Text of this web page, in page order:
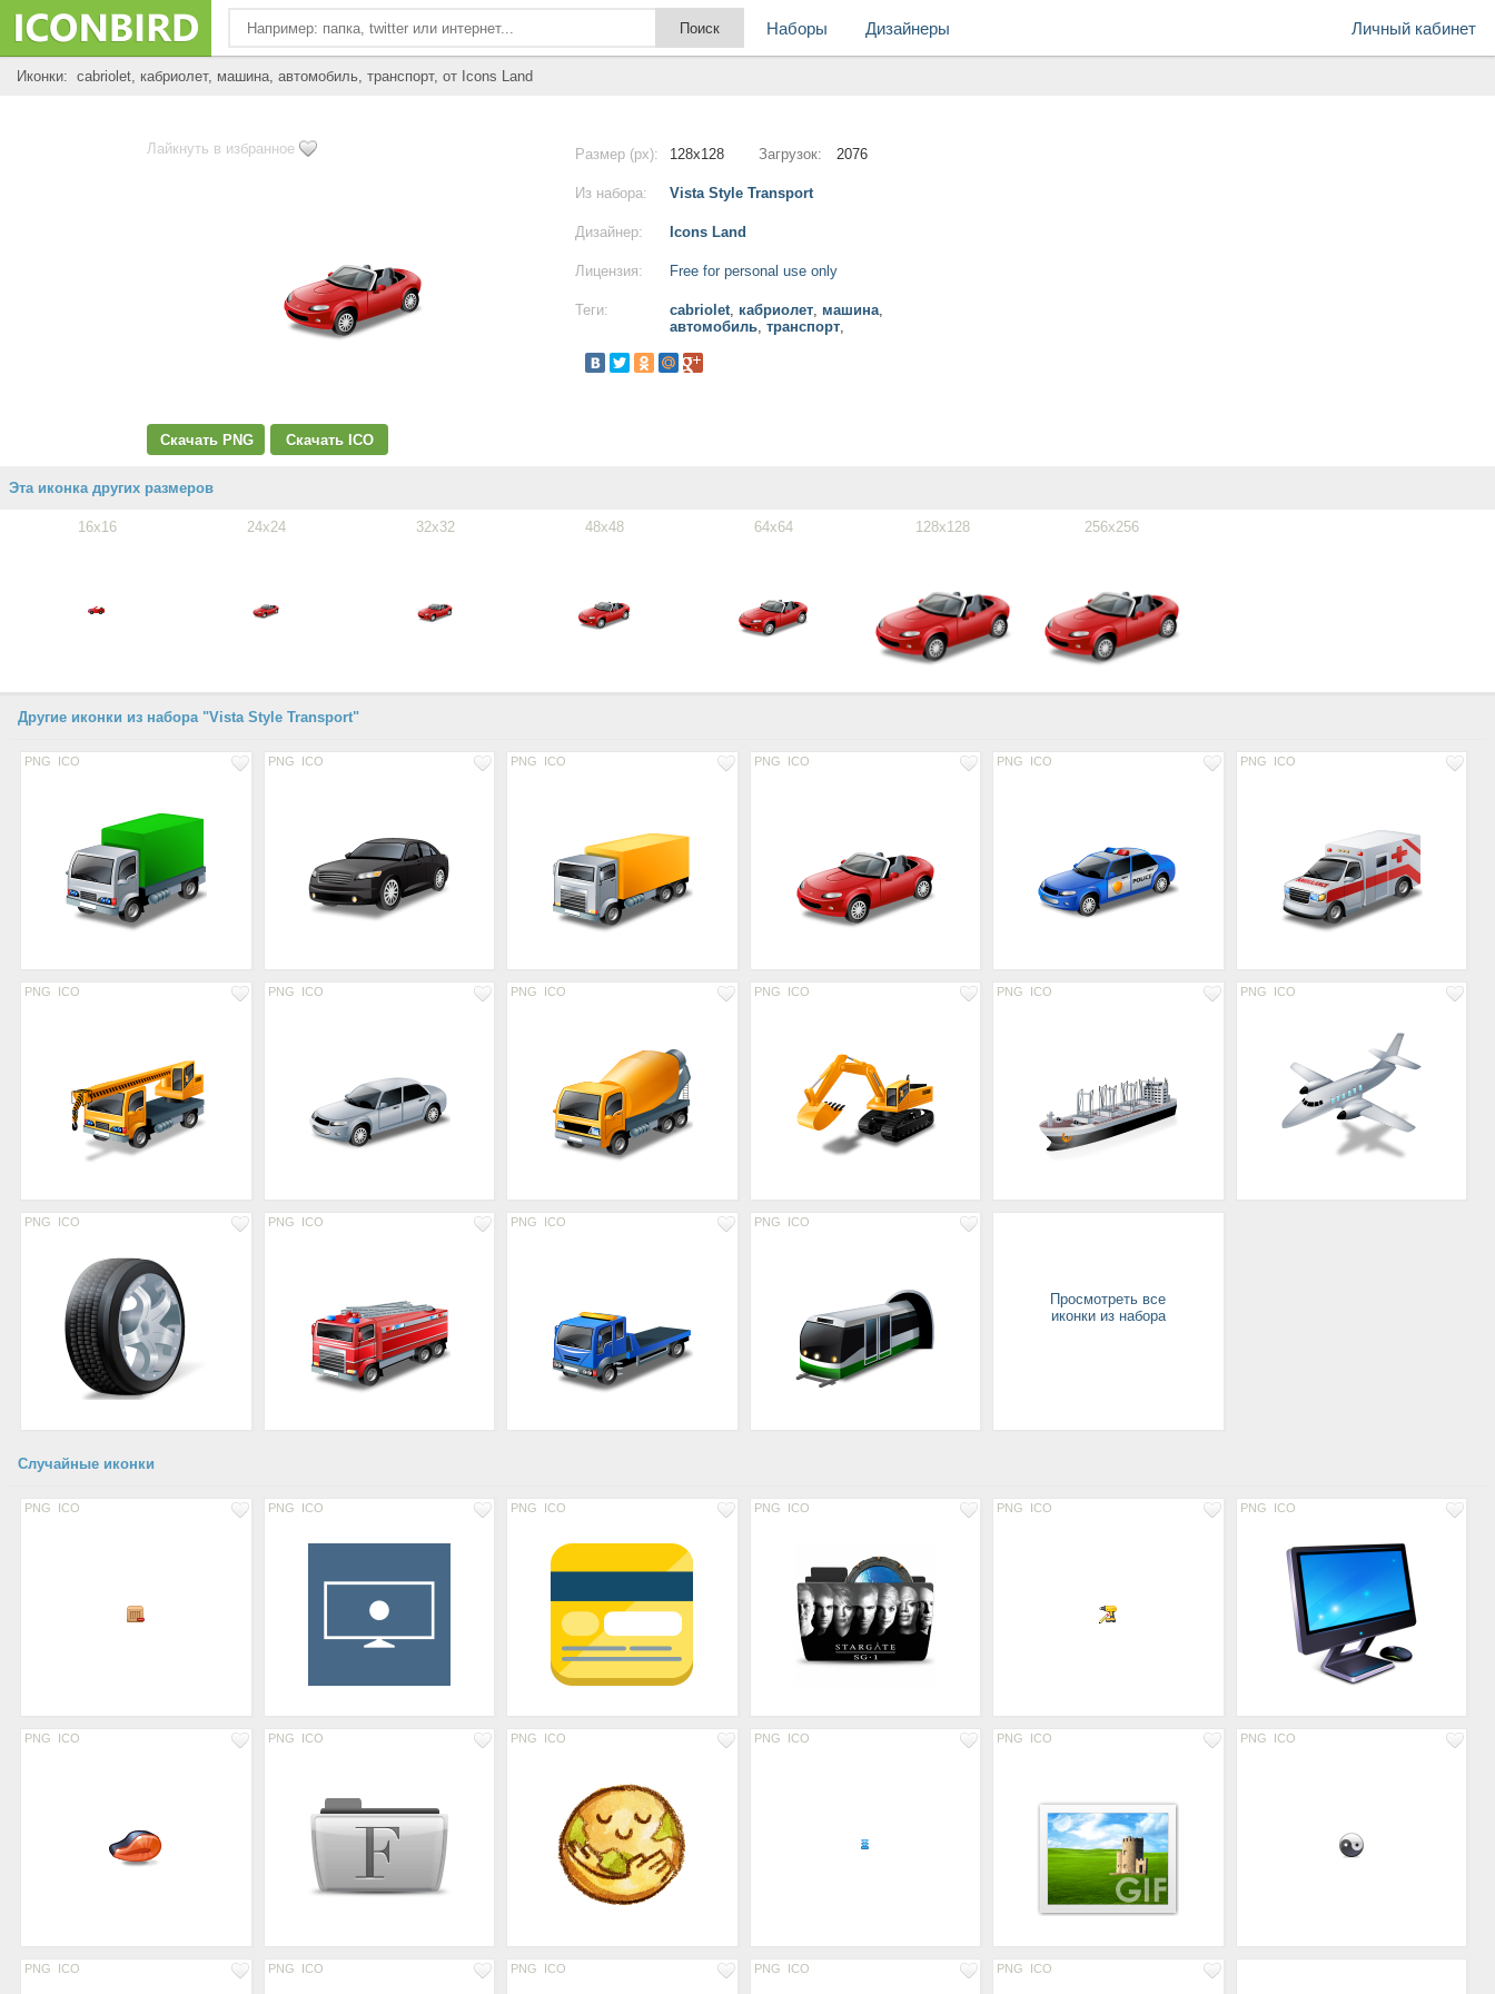
Личный кабинет
Наборы Дизайнеры
Иконки: cabriolet, кабриолет, машина, автомобиль, транспорт, от Icons Land
Лайкнуть в избранное
Скачать PNG Скачать ICO
Размер (px): 128x128 Загрузок: 2076
Из набора: Vista Style Transport
Дизайнер: Icons Land
Лицензия: Free for personal use only
Теги: cabriolet, кабриолет, машина,
автомобиль, транспорт,
Эта иконка других размеров
16x16 24x24 32x32 48x48 64x64 128x128 256x256
Другие иконки из набора "Vista Style Transport"
PNG ICO PNG ICO PNG ICO PNG ICO PNG ICO PNG ICO
PNG ICO PNG ICO PNG ICO PNG ICO PNG ICO PNG ICO
PNG ICO PNG ICO PNG ICO PNG ICO
Просмотреть все
иконки из набора
Случайные иконки
PNG ICO PNG ICO PNG ICO PNG ICO PNG ICO PNG ICO
PNG ICO PNG ICO PNG ICO PNG ICO PNG ICO PNG ICO
PNG ICO PNG ICO PNG ICO PNG ICO PNG ICO